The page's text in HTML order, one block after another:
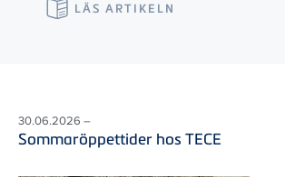
LÄS ARTIKELN
30.06.2026 –
Sommaröppettider hos TECE